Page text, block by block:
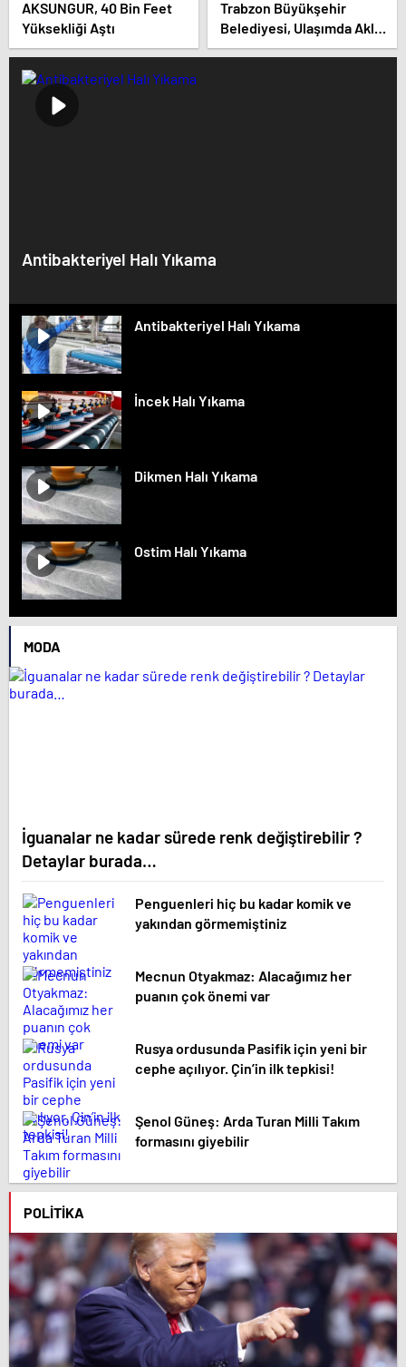
AKSUNGUR, 40 Bin Feet
Yüksekliği Aştı
Trabzon Büyükşehir
Belediyesi, Ulaşımda Aklın
Yolu Ödülleri’nde Başarı
Antibakteriyel Halı Yıkama
Antibakteriyel Halı Yıkama
İncek Halı Yıkama
Dikmen Halı Yıkama
Ostim Halı Yıkama
MODA
İguanalar ne kadar sürede renk değiştirebilir ?
Detaylar burada…
Penguenleri hiç bu kadar komik ve
yakından görmemiştiniz
Mecnun Otyakmaz: Alacağımız her
puanın çok önemi var
Rusya ordusunda Pasifik için yeni bir
cephe açılıyor. Çin’in ilk tepkisi!
Şenol Güneş: Arda Turan Milli Takım
formasını giyebilir
POLITIKA